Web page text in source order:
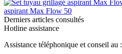
aspirant Max Flow 50
Derniers articles consultés
Hotline assistance
Assistance téléphonique et conseil au :